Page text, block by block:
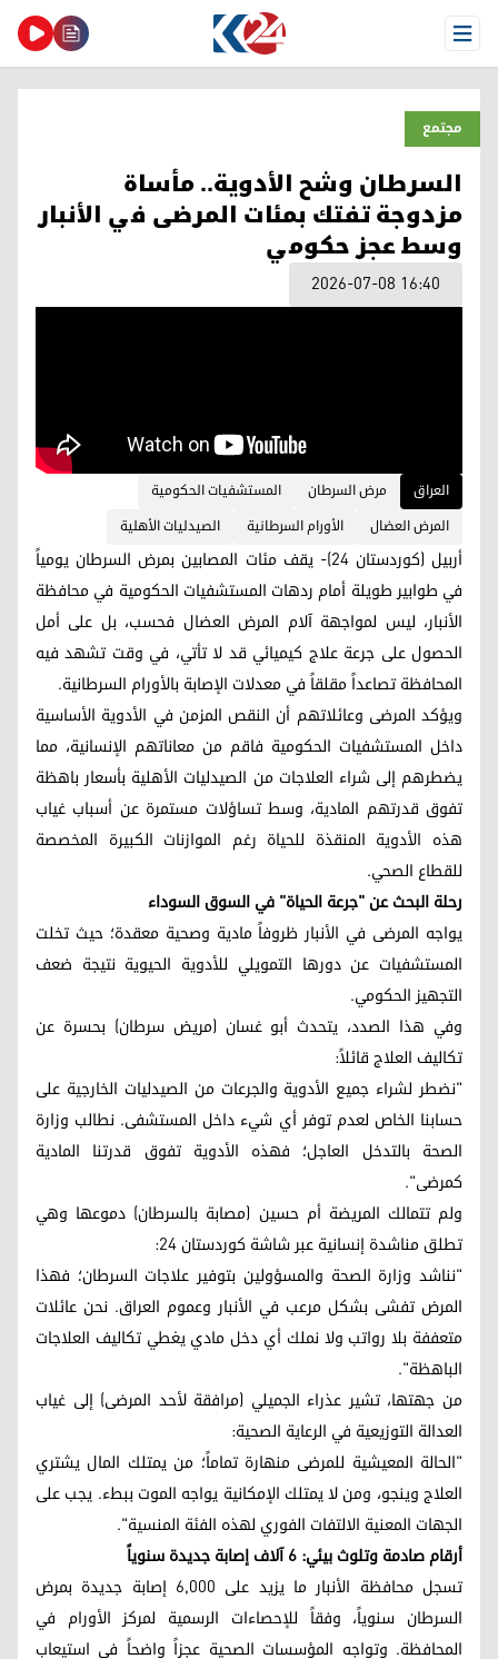
Open Menu
مجتمع
السرطان وشح الأدوية.. مأساة
مزدوجة تفتك بمئات المرضى في الأنبار
وسط عجز حكومي
2026-07-08 16:40
العراق مرض السرطان
المستشفيات الحكومية
المرض العضال
الأورام السرطانية الصيدليات الأهلية
أربيل (كوردستان 24)- يقف مئات المصابين بمرض السرطان يومياً
في طوابير طويلة أمام ردهات المستشفيات الحكومية في محافظة
الأنبار، ليس لمواجهة آلام المرض العضال فحسب، بل على أمل
الحصول على جرعة علاج كيميائي قد لا تأتي، في وقت تشهد فيه
المحافظة تصاعداً مقلقاً في معدلات الإصابة بالأورام السرطانية.
ويؤكد المرضى وعائلاتهم أن النقص المزمن في الأدوية الأساسية
داخل المستشفيات الحكومية فاقم من معاناتهم الإنسانية، مما
يضطرهم إلى شراء العلاجات من الصيدليات الأهلية بأسعار باهظة
تفوق قدرتهم المادية، وسط تساؤلات مستمرة عن أسباب غياب
هذه الأدوية المنقذة للحياة رغم الموازنات الكبيرة المخصصة
للقطاع الصحي.
رحلة البحث عن "جرعة الحياة" في السوق السوداء
يواجه المرضى في الأنبار ظروفاً مادية وصحية معقدة؛ حيث تخلت
المستشفيات عن دورها التمويلي للأدوية الحيوية نتيجة ضعف
التجهيز الحكومي.
وفي هذا الصدد، يتحدث أبو غسان (مريض سرطان) بحسرة عن
تكاليف العلاج قائلاً:
"نضطر لشراء جميع الأدوية والجرعات من الصيدليات الخارجية على
حسابنا الخاص لعدم توفر أي شيء داخل المستشفى. نطالب وزارة
الصحة بالتدخل العاجل؛ فهذه الأدوية تفوق قدرتنا المادية
كمرضى".
ولم تتمالك المريضة أم حسين (مصابة بالسرطان) دموعها وهي
تطلق مناشدة إنسانية عبر شاشة كوردستان 24:
"نناشد وزارة الصحة والمسؤولين بتوفير علاجات السرطان؛ فهذا
المرض تفشى بشكل مرعب في الأنبار وعموم العراق. نحن عائلات
متعففة بلا رواتب ولا نملك أي دخل مادي يغطي تكاليف العلاجات
الباهظة".
من جهتها، تشير عذراء الجميلي (مرافقة لأحد المرضى) إلى غياب
العدالة التوزيعية في الرعاية الصحية:
"الحالة المعيشية للمرضى منهارة تماماً؛ من يمتلك المال يشتري
العلاج وينجو، ومن لا يمتلك الإمكانية يواجه الموت ببطء. يجب على
الجهات المعنية الالتفات الفوري لهذه الفئة المنسية".
أرقام صادمة وتلوث بيئي: 6 آلاف إصابة جديدة سنوياً
تسجل محافظة الأنبار ما يزيد على 6,000 إصابة جديدة بمرض
السرطان سنوياً، وفقاً للإحصاءات الرسمية لمركز الأورام في
المحافظة. وتواجه المؤسسات الصحية عجزاً واضحاً في استيعاب